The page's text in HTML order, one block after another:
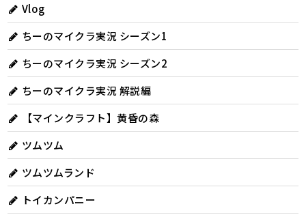
Vlog
ちーのマイクラ実況 シーズン1
ちーのマイクラ実況 シーズン2
ちーのマイクラ実況 解説編
【マインクラフト】黄昏の森
ツムツム
ツムツムランド
トイカンパニー